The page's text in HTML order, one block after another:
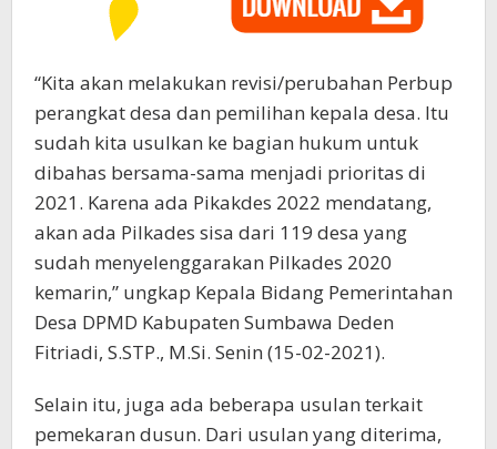
“Kita akan melakukan revisi/perubahan Perbup
perangkat desa dan pemilihan kepala desa. Itu
sudah kita usulkan ke bagian hukum untuk
dibahas bersama-sama menjadi prioritas di
2021. Karena ada Pikakdes 2022 mendatang,
akan ada Pilkades sisa dari 119 desa yang
sudah menyelenggarakan Pilkades 2020
kemarin,” ungkap Kepala Bidang Pemerintahan
Desa DPMD Kabupaten Sumbawa Deden
Fitriadi, S.STP., M.Si. Senin (15-02-2021).
Selain itu, juga ada beberapa usulan terkait
pemekaran dusun. Dari usulan yang diterima,